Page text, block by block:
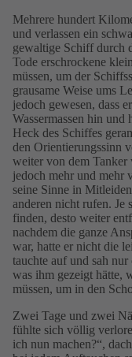
Mehrere hundert
und verlassen ein
gewaltige Schiff durch
Tode erschrockene
müssen, um der
grausame Weise ums
jedoch gewesen, dass
Wassermassen hin
Heck des Schiffes
den Orientierungssinn
weiter von dem Tanker
jedoch mehr und mehr
seine Sinne in
anderen nicht rufen. Je
finden, desto weiter
nachdem die ganze
war, hatte er nicht die
tauchte auf und sah
was ihm gezeigt hätte,
müssen, um in den
Zwei Tage und zwei
fühlte sich völlig
ich nun machen?“,